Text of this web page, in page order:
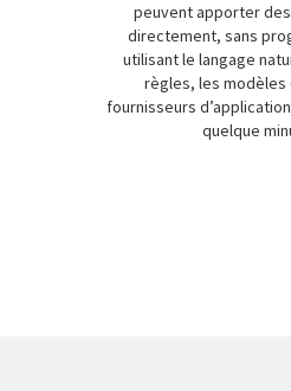
peuvent apporter
directement, sans
utilisant le langage
règles, les modèles
fournisseurs
quelque